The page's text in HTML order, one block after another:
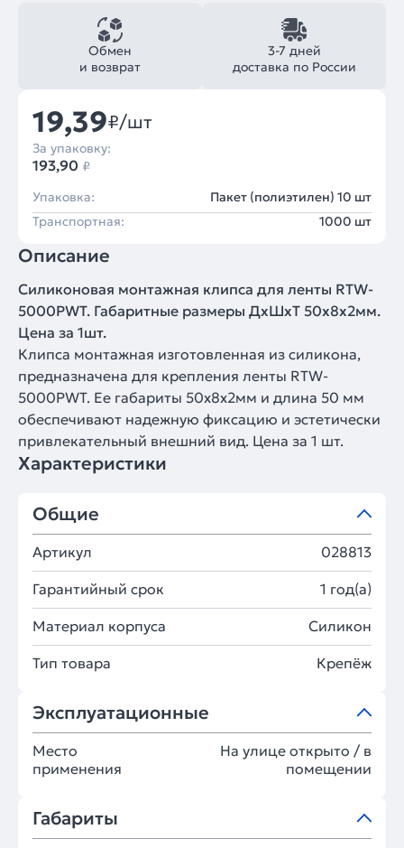
3-7 дней
доставка по России
Обмен
и возврат
19,39₽/шт
За упаковку:
193,90 ₽
Упаковка:
Пакет (полиэтилен) 10 шт
Транспортная:
1000 шт
Описание
Силиконовая монтажная клипса для ленты RTW-
5000PWT. Габаритные размеры ДхШхТ 50х8х2мм.
Цена за 1шт.
Клипса монтажная изготовленная из силикона,
предназначена для крепления ленты RTW-
5000PWT. Ее габариты 50x8x2мм и длина 50 мм
обеспечивают надежную фиксацию и эстетически
привлекательный внешний вид. Цена за 1 шт.
Характеристики
Общие
Артикул 028813
Гарантийный срок 1 год(а)
Материал корпуса Силикон
Тип товара Крепёж
Эксплуатационные
Место
применения
На улице открыто / в
помещении
Габариты